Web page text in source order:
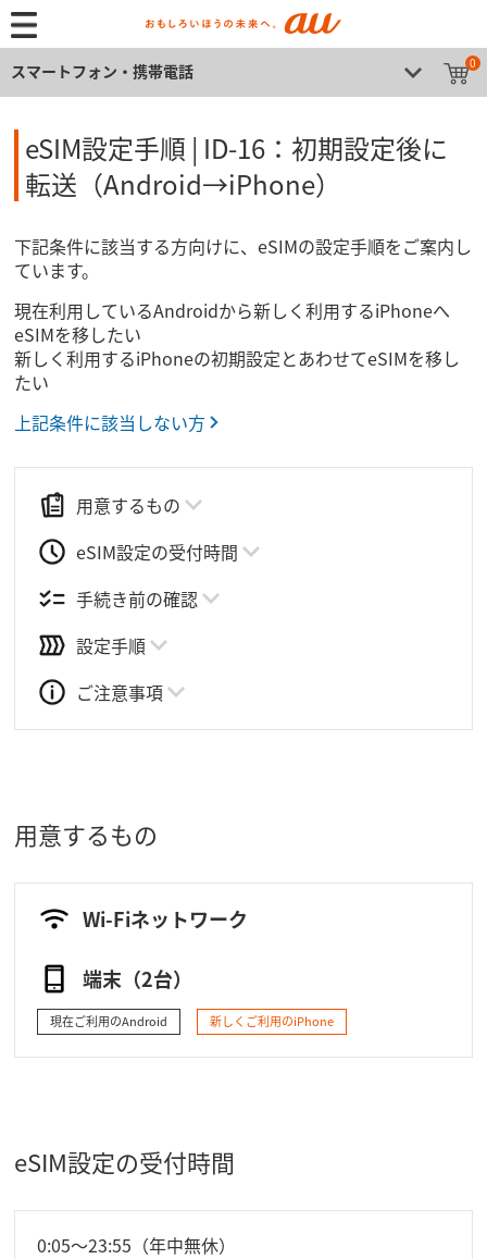
スマートフォン・携帯電話 0
eSIM設定手順 | ID-16：初期設定後に​
転送​​​​（Android→iPhone）
下記条件に​該当する方​向けに、​eSIMの​設定手順を​ご案内し
ています。​
現在利用している​Androidから​新しく利用する​iPhoneへ​
eSIMを​移したい
新しく利用するiPhoneの初期設定とあわせてeSIMを移し
たい
上記条件に該当しない方
用意するもの
eSIM設定の受付時間
手続き前の確認
設定手順
ご注意事項
用意するもの
Wi-Fiネットワーク
端末（2台）
現在ご利用のAndroid 新しくご利用のiPhone
eSIM設定の受付時間
0:05～23:55（年中無休）